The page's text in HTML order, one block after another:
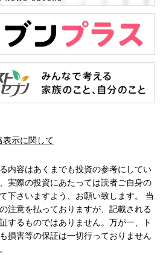
表示に関して
内容はあくまでも投資の参考にしてい
実際の投資にあたっては読者ご自身の
下さいますよう、お願い致します。 当
注意を払っておりますが、記載される
するものではありません。万が一、ト
損害等の保証は一切行っておりません